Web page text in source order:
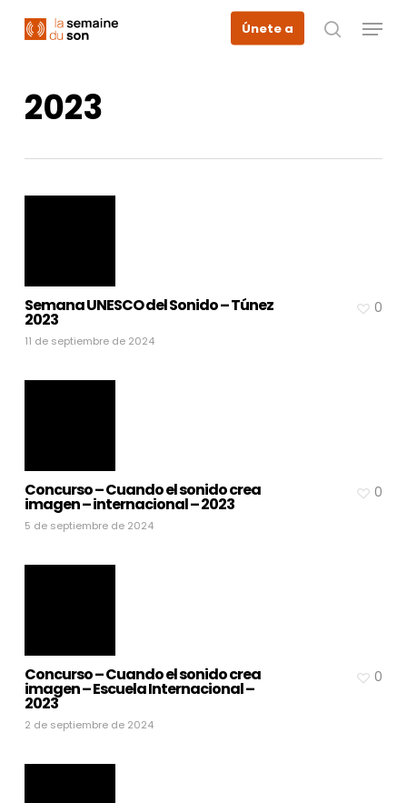
Únete a
busque en
Menu
2023
Semana UNESCO del Sonido – Túnez
2023
11 de septiembre de 2024
0
Concurso – Cuando el sonido crea
imagen – internacional – 2023
5 de septiembre de 2024
0
Concurso – Cuando el sonido crea
imagen – Escuela Internacional –
2023
2 de septiembre de 2024
0